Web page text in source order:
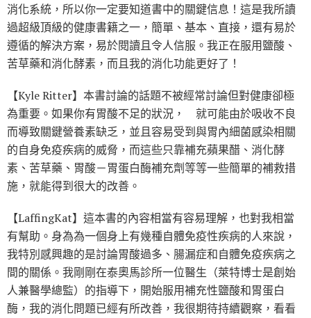
消化系統，所以你一定要知道書中的關鍵信息！這是我所讀
過超級頂級的健康書籍之一，簡單、基本、直接，還有易於
遵循的解決方案，易於閱讀且令人信服。我正在服用鹽酸、
苦草藥和消化酵素，而且我的消化功能更好了！
【Kyle Ritter】本書討論的話題不被經常討論但對健康卻極
為重要。如果你有胃酸不足的狀況， 就可能由於吸收不良
而導致關鍵營養素缺乏，並且容易受到與胃內細菌感染相關
的自身免疫疾病的威脅，而這些只靠補充蘋果醋、消化酵
素、苦草藥、胃酸－胃蛋白酶補充劑等等一些簡單的補救措
施，就能得到很大的改善。
【LaffingKat】這本書的內容相當有容易理解，也對我相當
有幫助。身為為一個身上有幾種自體免疫性疾病的人來說，
我特別感興趣的是討論胃酸過多、腸漏症和自體免疫疾病之
間的關係。我剛剛在泰奧馬診所一位醫生（萊特博士是創始
人兼醫學總監）的指導下，開始服用補充性鹽酸和胃蛋白
酶，我的消化問題已經有所改善，我很期待持續觀察，看看